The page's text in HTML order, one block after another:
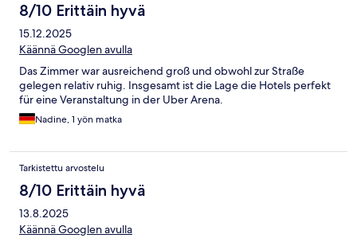
8/10 Erittäin hyvä
15.12.2025
Käännä Googlen avulla
Das Zimmer war ausreichend groß und obwohl zur Straße
gelegen relativ ruhig. Insgesamt ist die Lage die Hotels perfekt
für eine Veranstaltung in der Uber Arena.
Nadine, 1 yön matka
Tarkistettu arvostelu
8/10 Erittäin hyvä
13.8.2025
Käännä Googlen avulla